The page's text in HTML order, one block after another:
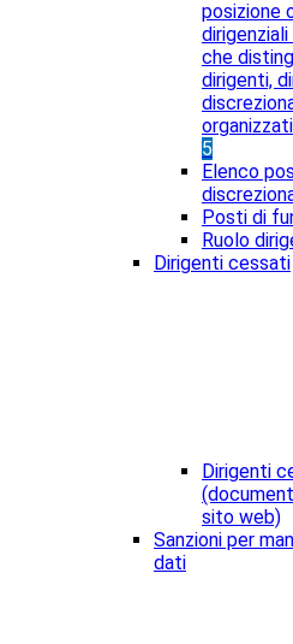
posizione
che
dirigenti,
5
Elenco
Posti di
Ruolo
Dirigenti cessati
Dirigenti
sito web)
Sanzioni per
dati